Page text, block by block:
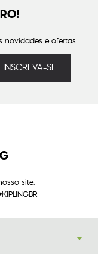
novidades e ofertas.
site.